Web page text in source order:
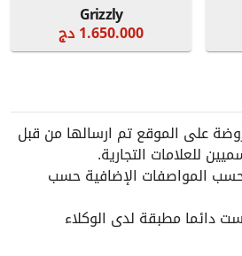
Grizzly
1.650.000 دج
على الموقع تم ارسالها من قبل
للعلامات التجارية.
المواصفات الإضافية حسب
دائما مطبقة لدى الوكلاء